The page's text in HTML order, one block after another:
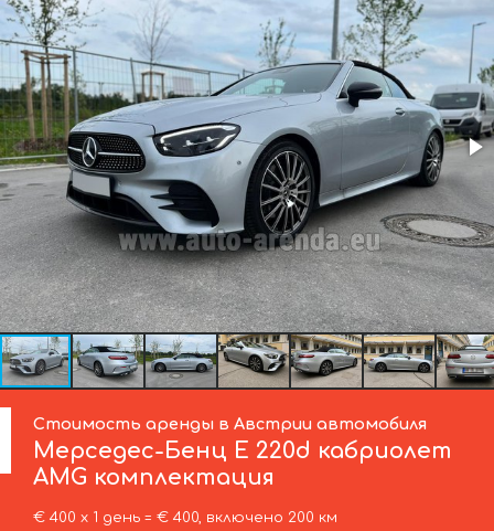
Стоимость аренды в Австрии автомобиля
Мерседес-Бенц E 220d кабриолет
AMG комплектация
€ 400 х 1 день = € 400, включено 200 км